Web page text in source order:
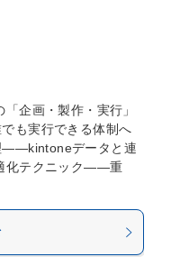
企画・製作・実行」
も実行できる体制へ
——kintoneデータと連
化テクニック——重